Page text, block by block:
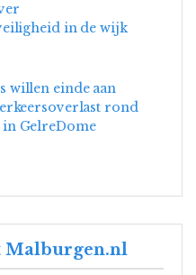
in de wijk
willen einde aan
rond
in GelreDome
Malburgen.nl